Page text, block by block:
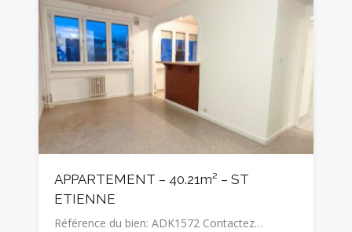
APPARTEMENT – 40.21m² – ST
ETIENNE
Référence du bien: ADK1572 Contactez…